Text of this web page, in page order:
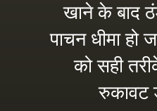
खाने के बाद
पाचन धीमा हो
को सही
रुकावट